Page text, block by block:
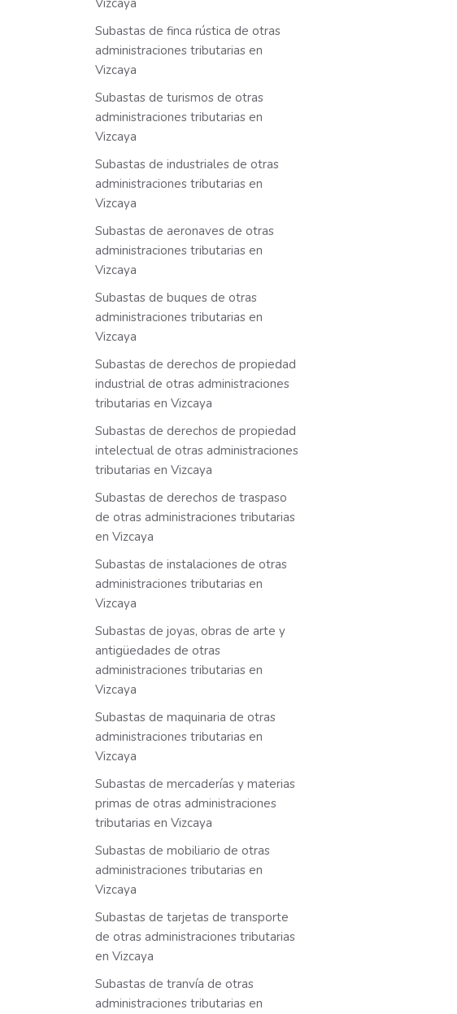
Vizcaya
Subastas de finca rústica de otras
administraciones tributarias en
Vizcaya
Subastas de turismos de otras
administraciones tributarias en
Vizcaya
Subastas de industriales de otras
administraciones tributarias en
Vizcaya
Subastas de aeronaves de otras
administraciones tributarias en
Vizcaya
Subastas de buques de otras
administraciones tributarias en
Vizcaya
Subastas de derechos de propiedad
industrial de otras administraciones
tributarias en Vizcaya
Subastas de derechos de propiedad
intelectual de otras administraciones
tributarias en Vizcaya
Subastas de derechos de traspaso
de otras administraciones tributarias
en Vizcaya
Subastas de instalaciones de otras
administraciones tributarias en
Vizcaya
Subastas de joyas, obras de arte y
antigüedades de otras
administraciones tributarias en
Vizcaya
Subastas de maquinaria de otras
administraciones tributarias en
Vizcaya
Subastas de mercaderías y materias
primas de otras administraciones
tributarias en Vizcaya
Subastas de mobiliario de otras
administraciones tributarias en
Vizcaya
Subastas de tarjetas de transporte
de otras administraciones tributarias
en Vizcaya
Subastas de tranvía de otras
administraciones tributarias en